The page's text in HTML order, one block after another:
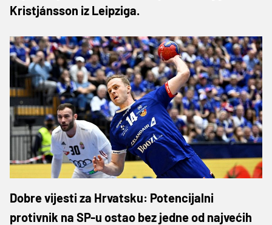
Kristjánsson iz Leipziga.
Dobre vijesti za Hrvatsku: Potencijalni
protivnik na SP-u ostao bez jedne od najvećih